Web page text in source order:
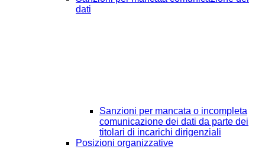
dati
Sanzioni per mancata o incompleta
comunicazione dei dati da parte dei
titolari di incarichi dirigenziali
Posizioni organizzative